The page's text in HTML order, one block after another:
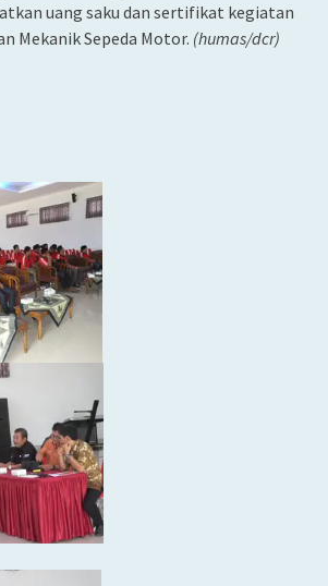
uang saku dan sertifikat kegiatan
Mekanik Sepeda Motor. (humas/dcr)